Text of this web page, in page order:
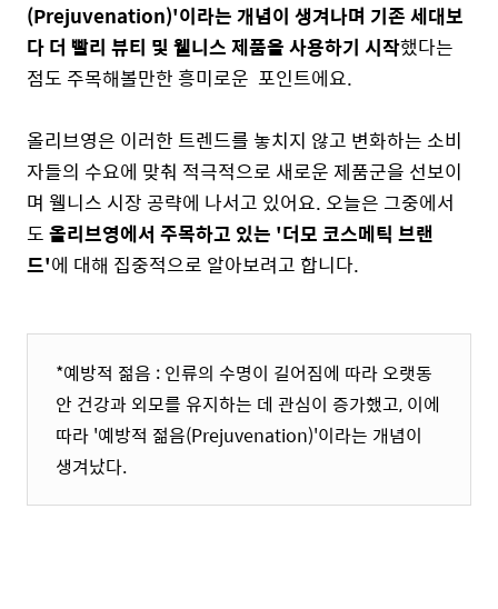
(Prejuvenation)'이라는 개념이 생겨나며 기존 세대보
다 더 빨리 뷰티 및 웰니스 제품을 사용하기 시작했다는
점도 주목해볼만한 흥미로운 포인트에요.
올리브영은 이러한 트렌드를 놓치지 않고 변화하는 소비
자들의 수요에 맞춰 적극적으로 새로운 제품군을 선보이
며 웰니스 시장 공략에 나서고 있어요. 오늘은 그중에서
도올리브영에서 주목하고 있는 '더모 코스메틱 브랜
드'에 대해 집중적으로 알아보려고 합니다.
*예방적 젊음 : 인류의 수명이 길어짐에 따라 오랫동
안 건강과 외모를 유지하는 데 관심이 증가했고, 이에
따라 '예방적 젊음(Prejuvenation)'이라는 개념이
생겨났다.